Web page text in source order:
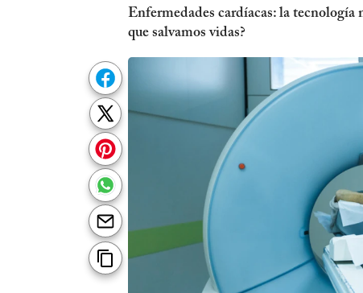
Enfermedades cardíacas: la tecnología
que salvamos vidas?